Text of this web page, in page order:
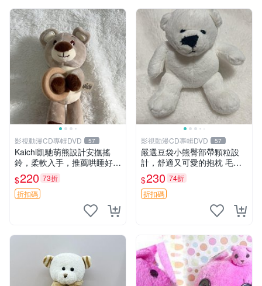
影視動漫CD專輯DVD 57
Kaichi凱馳萌熊設計安撫搖
鈴，柔軟入手，推薦哄睡好選
擇 熊公仔 安撫玩具 喂食環
$220 73折
折扣碼
影視動漫CD專輯DVD 57
嚴選豆袋小熊臀部帶顆粒設
計，舒適又可愛的抱枕 毛絨
抱枕、臀部按摩、坐墊
$230 74折
折扣碼